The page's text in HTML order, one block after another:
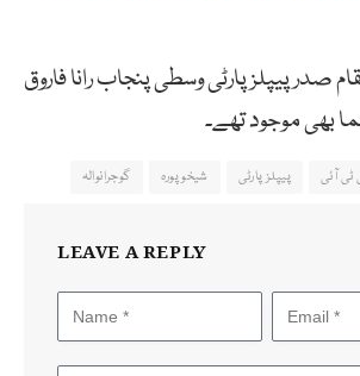
صدر پیپلز پارٹی وسطی پنجاب رانا فاروق
بھی موجود تھے۔
ٹی آئی پیپلز پارٹی شیخوپورہ گوجرانوالہ
LEAVE A REPLY